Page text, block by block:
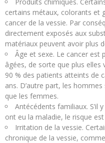
certains métaux, colorants et
cancer de la vessie. Par
directement exposés aux
matériaux peuvent avoir plus
Âge et sexe. Le cancer est
âgées, de sorte que plus elles
90 % des patients atteints de
ans. D’autre part, les
que les femmes.
Antécédents familiaux. S’il
ont eu la maladie, le risque
Irritation de la vessie.
chronique de la vessie,